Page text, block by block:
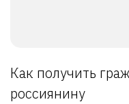
Как получить
россиянину